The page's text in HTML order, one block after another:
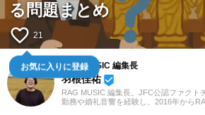
る問題まとめ
favorite_border 21
お気に入りに登録RAG MUSIC 編集長
羽根佳祐 beenhere
RAG MUSIC 編集長。JFC公認ファクト
勤務や婚礼音響を経験し、2016年から